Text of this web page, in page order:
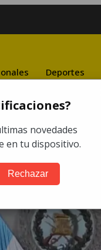
Deportes
novedades
en tu dispositivo.
Rechazar